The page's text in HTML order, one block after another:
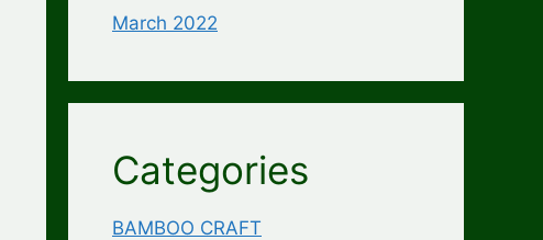
March 2022
Categories
BAMBOO CRAFT